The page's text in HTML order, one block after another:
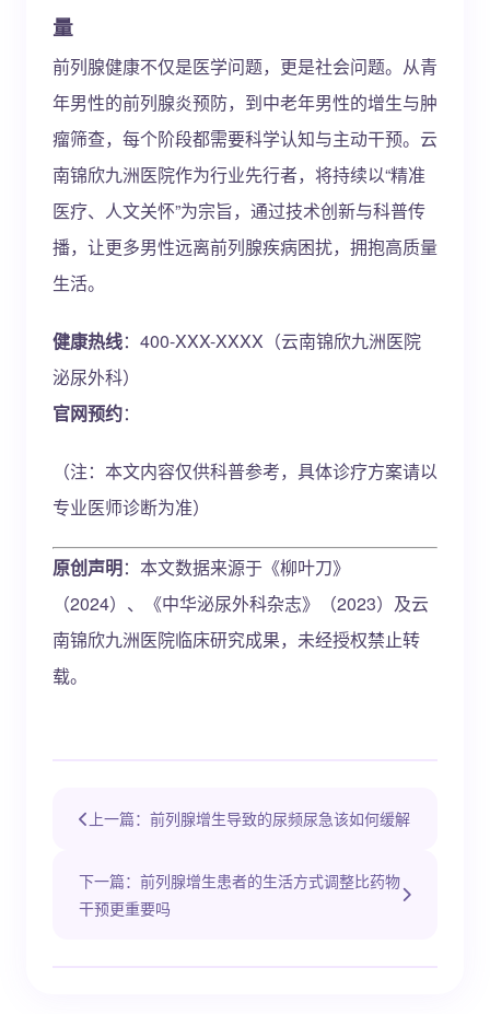
量
前列腺健康不仅是医学问题，更是社会问题。从青
年男性的前列腺炎预防，到中老年男性的增生与肿
瘤筛查，每个阶段都需要科学认知与主动干预。云
南锦欣九洲医院作为行业先行者，将持续以“精准
医疗、人文关怀”为宗旨，通过技术创新与科普传
播，让更多男性远离前列腺疾病困扰，拥抱高质量
生活。
健康热线：400-XXX-XXXX（云南锦欣九洲医院
泌尿外科）
官网预约：
（注：本文内容仅供科普参考，具体诊疗方案请以
专业医师诊断为准）
原创声明：本文数据来源于《柳叶刀》
（2024）、《中华泌尿外科杂志》（2023）及云
南锦欣九洲医院临床研究成果，未经授权禁止转
载。
上一篇：前列腺增生导致的尿频尿急该如何缓解
下一篇：前列腺增生患者的生活方式调整比药物
干预更重要吗